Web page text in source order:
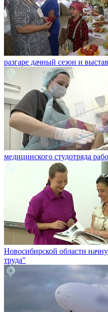
разгаре дачный сезон и
медицинского студотряда
Новосибирской области
труда"